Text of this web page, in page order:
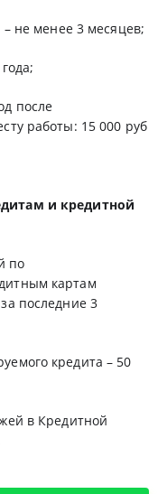
не менее 3 месяцев;
после
работы: 15 000 руб
и кредитной
по
картам
последние 3
кредита – 50
в Кредитной